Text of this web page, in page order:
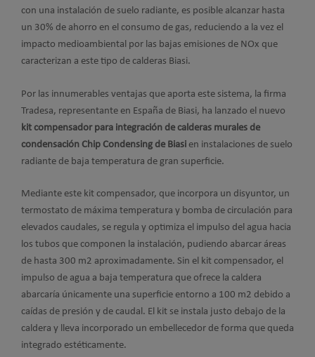
con una instalación de suelo radiante, es posible alcanzar hasta
un 30% de ahorro en el consumo de gas, reduciendo a la vez el
impacto medioambiental por las bajas emisiones de NOx que
caracterizan a este tipo de calderas Biasi.
Por las innumerables ventajas que aporta este sistema, la firma
Tradesa, representante en España de Biasi, ha lanzado el nuevo
kit compensador para integración de calderas murales de
condensación Chip Condensing de Biasi en instalaciones de suelo
radiante de baja temperatura de gran superficie.
Mediante este kit compensador, que incorpora un disyuntor, un
termostato de máxima temperatura y bomba de circulación para
elevados caudales, se regula y optimiza el impulso del agua hacia
los tubos que componen la instalación, pudiendo abarcar áreas
de hasta 300 m2 aproximadamente. Sin el kit compensador, el
impulso de agua a baja temperatura que ofrece la caldera
abarcaría únicamente una superficie entorno a 100 m2 debido a
caídas de presión y de caudal. El kit se instala justo debajo de la
caldera y lleva incorporado un embellecedor de forma que queda
integrado estéticamente.